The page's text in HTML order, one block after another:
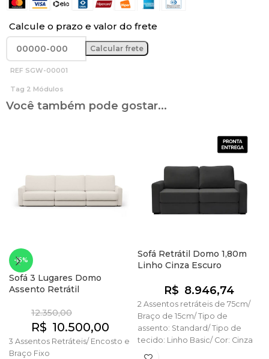
Calcule o prazo e valor do frete
REF SGW-00001
Tag 2 Módulos
Você também pode gostar...
-15%
Sofá 3 Lugares Domo
Assento Retrátil
12.350,00
R$ 10.500,00
3 Assentos Retráteis/ Encosto e
Braço Fixo
Sofá Retrátil Domo 1,80m
Linho Cinza Escuro
R$ 8.946,74
2 Assentos retráteis de 75cm/
Braço de 15cm/ Tipo de
assento: Standard/ Tipo de
tecido: Linho Basic/ Cor: Cinza
escuro